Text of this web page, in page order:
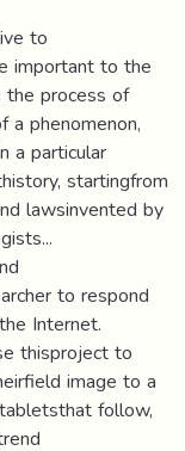
to
important to the
the process of
phenomenon,
a particular
startingfrom
lawsinvented by
to respond
Internet.
thisproject to
image to a
follow,